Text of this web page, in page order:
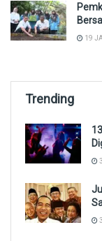
19
Trending